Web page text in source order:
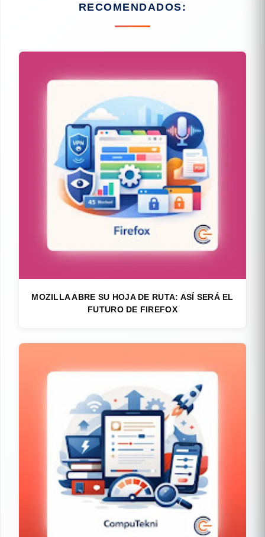
RECOMENDADOS:
MOZILLA ABRE SU HOJA DE RUTA: ASÍ SERÁ EL
FUTURO DE FIREFOX